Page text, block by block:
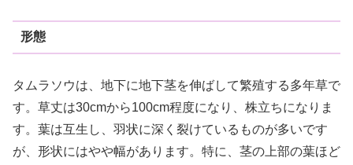
形態
タムラソウは、地下に地下茎を伸ばして繁殖する多年草で
す。草丈は30cmから100cm程度になり、株立ちになりま
す。葉は互生し、羽状に深く裂けているものが多いです
が、形状にはやや幅があります。特に、茎の上部の葉ほど